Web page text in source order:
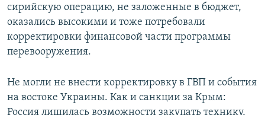
сирийскую операцию, не заложенные в бюджет,
оказались высокими и тоже потребовали
корректировки финансовой части программы
перевооружения.
Не могли не внести корректировку в ГВП и события
на востоке Украины. Как и санкции за Крым:
Россия лишилась возможности закупать технику,